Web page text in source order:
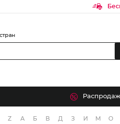
Z А Б В Д З И М О